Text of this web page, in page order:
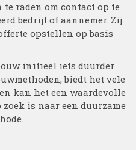
raden om contact op te
bedrijf of aannemer. Zij
opstellen op basis
initieel iets duurder
biedt het vele
kan het een waardevolle
is naar een duurzame